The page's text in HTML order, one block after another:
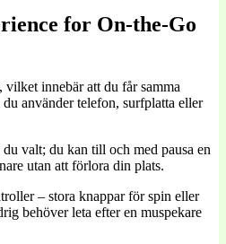
for On‑the‑Go
vilket innebär att du får samma
använder telefon, surfplatta eller
valt; du kan till och med pausa en
utan att förlora din plats.
– stora knappar för spin eller
behöver leta efter en muspekare